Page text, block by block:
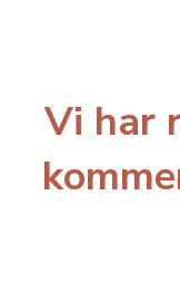
Vi har